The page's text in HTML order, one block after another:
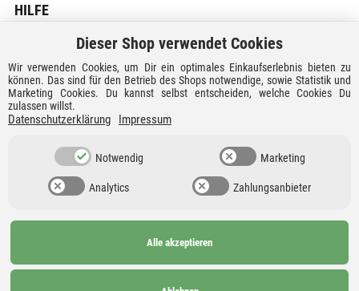
HILFE
Batteriegesetzhinweise
Vertrag widerrufen
Versandkosten und Lieferzeiten
Zahlungsarten
Widerrufsrecht
Datenschutz
versandkostenfrei nach
Dieser Shop verwendet Cookies
Wir verwenden Cookies, um Dir ein optimales Einkaufserlebnis bieten zu
können. Das sind für den Betrieb des Shops notwendige, sowie Statistik und
Marketing Cookies. Du kannst selbst entscheiden, welche Cookies Du
zulassen willst.
Datenschutzerklärung Impressum
Notwendig Marketing
Analytics Zahlungsanbieter
Alle akzeptieren